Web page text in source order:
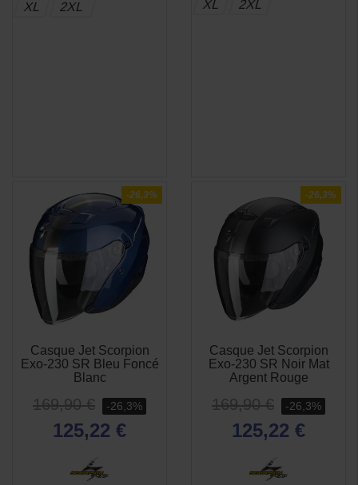
XL 2XL XL 2XL
-26,3%
Casque Jet Scorpion
Exo-230 SR Bleu Foncé
Blanc
169,90 € -26,3%
125,22 €
-26,3%
Casque Jet Scorpion
Exo-230 SR Noir Mat
Argent Rouge
169,90 € -26,3%
125,22 €
APERÇU
RAPIDE
APERÇU
RAPIDE